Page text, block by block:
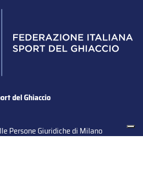
del Ghiaccio
Persone Giuridiche di Milano